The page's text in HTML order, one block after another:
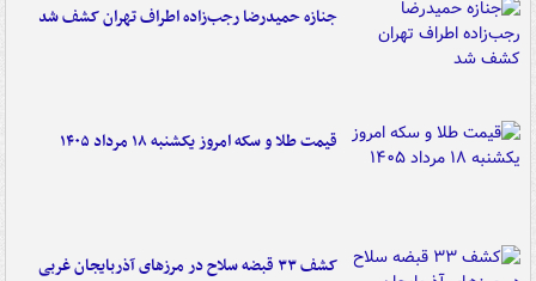
جنازه حمیدرضا رجب‌زاده اطراف تهران کشف شد
قیمت طلا و سکه امروز یکشنبه ۱۸ مرداد ۱۴۰۵
کشف ۳۳ قبضه سلاح در مرزهای آذربایجان غربی